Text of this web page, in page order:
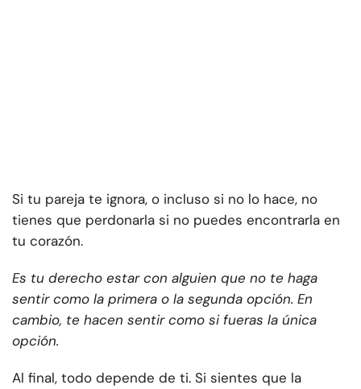
Si tu pareja te ignora, o incluso si no lo hace, no
tienes que perdonarla si no puedes encontrarla en
tu corazón.
Es tu derecho estar con alguien que no te haga
sentir como la primera o la segunda opción. En
cambio, te hacen sentir como si fueras la única
opción.
Al final, todo depende de ti. Si sientes que la